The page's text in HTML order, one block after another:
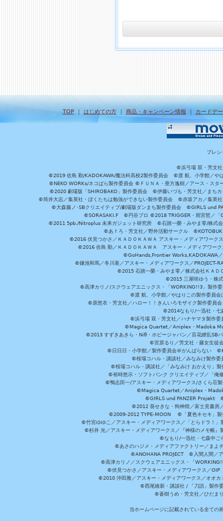
TOP｜ はじめての方｜ 商品・キャンペーン情報 ｜ カードデ
プレシ
©浜弓場 双・芳文社
©2019 佐島 勤/KADOKAWA/魔法科高校2製作委員会 ©渡 航、小学館／や
©NEKO WORKs/ネコぱら製作委員会 ©ＦＵＮＡ・亜方逸樹／アース・ス
©2020 劇場版「SHIROBAKO」製作委員会 ©伊藤いづも・芳文社／まち
©筒井大志／集英社・ぼくたちは勉強ができない製作委員会 ©赤坂アカ／集英
©大森藤ノ･SBクリエイティブ/劇場版ダンまち製作委員会 ©GIRLS und
©SORASAKI.F ©円谷プロ ©2018 TRIGGER・雨宮哲／
©2011 5pb./Nitroplus 未来ガジェット研究所 ©石踏一榮・みやま零/株式
©あｆろ・芳文社／野外活動サークル
©2016 伏見つかさ／ＫＡＤＯＫＡＷＡ アスキー・メディアワー
©2016 佐島 勤／ＫＡＤＯＫＡＷＡ アスキー・メディアワ
©GoHands,Frontier Works,KADOKAWA
©鎌池和馬／冬川基／アスキー・メディアワークス／
©2015 石踏一榮・みやま零／株式会社ＫＡＤ
©2015 三屋咲ゆう・株
©高津カリノ/スクウェアエニックス・「WORKING!!3」製作
©渡 航、小学館／やはりこの製作委員
©原悠衣・芳文社／ハロー！！きんいろモザイク製作委員
©2014なもり/一迅社・
©浜弓場 双・芳文社／ハナヤマタ製作
©Magica Quartet／Aniplex・Madoka
©2013 すずきあきら・Niθ・ホビージャパン／百花繚乱
©宮原るり／芳文社・藤女生徒
©日日日・小学館／製作委員会＠がんばらない
©桜場コハル・講談社／みなみけ製作
©桜場コハル・講談社／「みなみけ おかえり」
©裕時悠示・ソフトバンク クリエイティブ／「
©鴨志田一/アスキー・メディアワークス/さく
©Magica Quartet／Aniplex・
©GIRLS und PANZER Projekt ©
©2012 葵せきな・狗神煌／富士見書
©2009-2012 TYPE-MOON ©「夏色キセキ」製
©竹宮ゆゆこ／アスキー・メディアワークス／「とらドラ！
©杉井 光／アスキー・メディアワークス／『神様のメモ帳
©なもり/一迅社・七森中
©あさのハジメ・メディアファクトリー／ま
©ANOHANA PROJECT ©入間人間／ア
©高津カリノ／スクウェアエニックス・「
©伏見つかさ／アスキー・メディアワークス／
©2010 沖田雅／アスキー・メディアワークス／オオ
©西尾維新・講談社 / 「刀語」製作
©蒼樹うめ・芳文社／ひだま
当ホームページに記載されている全ての